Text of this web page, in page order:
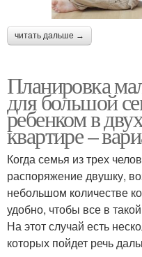
читать дальше →
Планировка
для большой
ребенком в
квартире –
Когда семья из трех
распоряжение двушку,
небольшом количестве
удобно, чтобы все в
На этот случай есть
которых пойдет речь